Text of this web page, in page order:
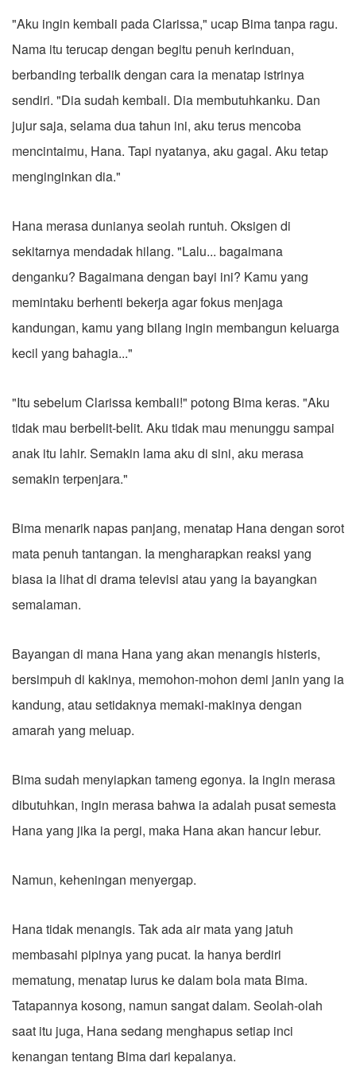
"Aku ingin kembali pada Clarissa," ucap Bima tanpa ragu.
Nama itu terucap dengan begitu penuh kerinduan,
berbanding terbalik dengan cara ia menatap istrinya
sendiri. "Dia sudah kembali. Dia membutuhkanku. Dan
jujur saja, selama dua tahun ini, aku terus mencoba
mencintaimu, Hana. Tapi nyatanya, aku gagal. Aku tetap
menginginkan dia."
Hana merasa dunianya seolah runtuh. Oksigen di
sekitarnya mendadak hilang. "Lalu... bagaimana
denganku? Bagaimana dengan bayi ini? Kamu yang
memintaku berhenti bekerja agar fokus menjaga
kandungan, kamu yang bilang ingin membangun keluarga
kecil yang bahagia..."
"Itu sebelum Clarissa kembali!" potong Bima keras. "Aku
tidak mau berbelit-belit. Aku tidak mau menunggu sampai
anak itu lahir. Semakin lama aku di sini, aku merasa
semakin terpenjara."
Bima menarik napas panjang, menatap Hana dengan sorot
mata penuh tantangan. Ia mengharapkan reaksi yang
biasa ia lihat di drama televisi atau yang ia bayangkan
semalaman.
Bayangan di mana Hana yang akan menangis histeris,
bersimpuh di kakinya, memohon-mohon demi janin yang ia
kandung, atau setidaknya memaki-makinya dengan
amarah yang meluap.
Bima sudah menyiapkan tameng egonya. Ia ingin merasa
dibutuhkan, ingin merasa bahwa ia adalah pusat semesta
Hana yang jika ia pergi, maka Hana akan hancur lebur.
Namun, keheningan menyergap.
Hana tidak menangis. Tak ada air mata yang jatuh
membasahi pipinya yang pucat. Ia hanya berdiri
mematung, menatap lurus ke dalam bola mata Bima.
Tatapannya kosong, namun sangat dalam. Seolah-olah
saat itu juga, Hana sedang menghapus setiap inci
kenangan tentang Bima dari kepalanya.